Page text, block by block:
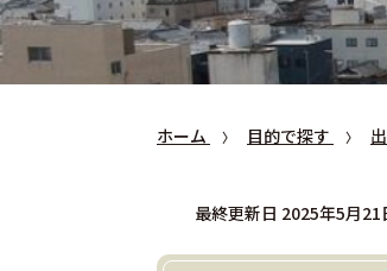
ホーム 目的で探す
最終更新日 2025年5月21